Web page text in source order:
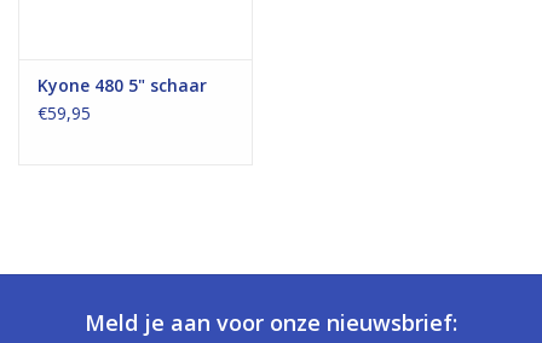
Kyone 480 5" schaar
€59,95
Meld je aan voor onze nieuwsbrief: